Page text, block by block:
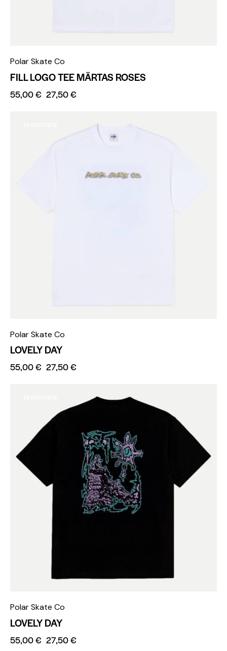
Polar Skate Co
FILL LOGO TEE MÄRTAS ROSES
55,00€ 27,50€
Polar Skate Co
LOVELY DAY
55,00€ 27,50€
Polar Skate Co
LOVELY DAY
55,00€ 27,50€